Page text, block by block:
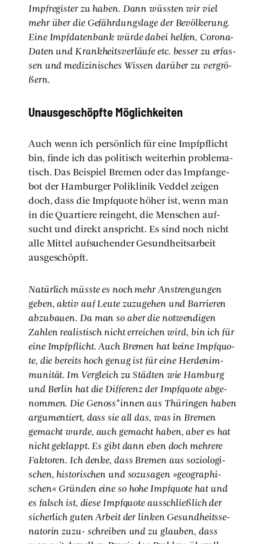
Impf­re­gis­ter zu haben. Dann wüss­ten wir viel
mehr über die Gefähr­dungs­la­ge der Bevöl­ke­rung.
Eine Impf­da­ten­bank wür­de dabei hel­fen, Coro­na-
Daten und Krank­heits­ver­läu­fe etc. bes­ser zu erfas­
sen und medi­zi­ni­sches Wis­sen dar­über zu ver­grö­
ßern.
Unaus­ge­schöpf­te Mög­lich­kei­ten
Auch wenn ich per­sön­lich für eine Impf­pflicht
bin, fin­de ich das poli­tisch wei­ter­hin pro­ble­ma­
tisch. Das Bei­spiel Bre­men oder das Impf­an­ge­
bot der Ham­bur­ger Poli­kli­nik Ved­del zei­gen
doch, dass die Impf­quo­te höher ist, wenn man
in die Quar­tie­re rein­geht, die Men­schen auf­
sucht und direkt anspricht. Es sind noch nicht
alle Mit­tel auf­su­chen­der Gesund­heits­ar­beit
aus­ge­schöpft.
Natür­lich müss­te es noch mehr Anstren­gun­gen
geben, aktiv auf Leu­te zuzu­ge­hen und Bar­rie­ren
abzu­bau­en. Da man so aber die not­wen­di­gen
Zah­len rea­lis­tisch nicht errei­chen wird, bin ich für
eine Impf­pflicht. Auch Bre­men hat kei­ne Impf­quo­
te, die bereits hoch genug ist für eine Her­den­im­
mu­ni­tät. Im Ver­gleich zu Städ­ten wie Ham­burg
und Ber­lin hat die Dif­fe­renz der Impf­quo­te abge­
nom­men. Die Genoss*innen aus Thü­rin­gen haben
argu­men­tiert, dass sie all das, was in Bre­men
gemacht wur­de, auch gemacht haben, aber es hat
nicht geklappt. Es gibt dann eben doch meh­re­re
Fak­to­ren. Ich den­ke, dass Bre­men aus sozio­lo­gi­
schen, his­to­ri­schen und sozu­sa­gen »geo­gra­phi­
schen« Grün­den eine so hohe Impf­quo­te hat und
es falsch ist, die­se Impf­quo­te aus­schließ­lich der
sicher­lich guten Arbeit der lin­ken Gesund­heits­se­
na­to­rin zuzu- schrei­ben und zu glau­ben, dass